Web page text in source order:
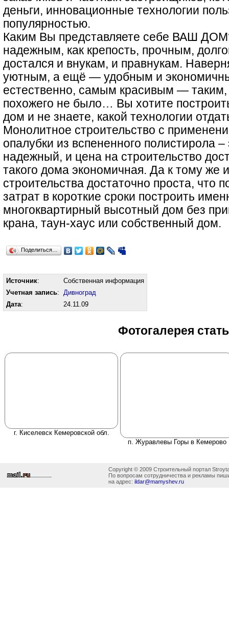
деньги, инновационные технологии
популярностью.
Каким Вы представляете себе ВАШ
надежным, как крепость, прочным,
достался и внукам, и правнукам.
уютным, а ещё — удобным и
естественно, самым красивым —
похожего не было… Вы хотите
дом и не знаете, какой технологии
Монолитное строительство с
опалубки из вспененного полистирола
надежный, и цена на строительство
такого дома экономичная. Да к тому же
строительства достаточно проста, что
затрат в короткие сроки построить
многоквартирный высотный дом без
крана, таун-хаус или собственный дом.
Поделиться…
Источник:
Собственная информация
Учетная запись:
Дивноград
Дата: 24.11.09
Фотогалерея
г. Киселевск Кемеровской обл.
п. Журавлевы Горы в Кемерово
Copyright © 2009 Строительный портал
По вопросам сотрудничества и рекламы
на адрес: ildar@mamyshev.ru